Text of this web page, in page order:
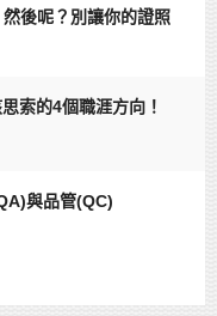
後呢？別讓你的證照
索的4個職涯方向！
與品管(QC)